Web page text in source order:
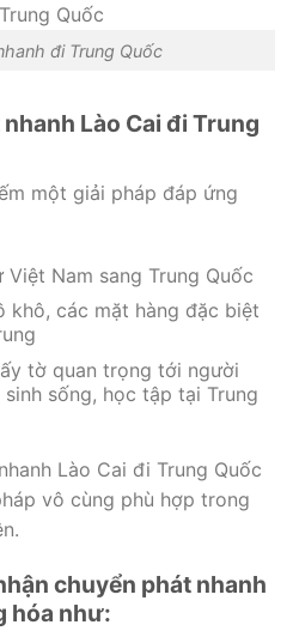
đi Trung Quốc
Lào Cai đi Trung
một giải pháp đáp ứng
Nam sang Trung Quốc
khô, các mặt hàng đặc biệt
tờ quan trọng tới người
sống, học tập tại Trung
Lào Cai đi Trung Quốc
vô cùng phù hợp trong
chuyển phát nhanh
hóa như: